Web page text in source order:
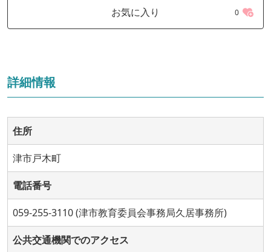
お気に入り 0
詳細情報
住所
津市戸木町
電話番号
059-255-3110 (津市教育委員会事務局久居事務所)
公共交通機関でのアクセス